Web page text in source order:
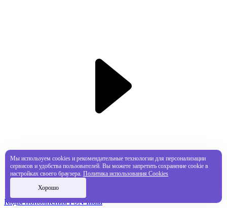
Коды пополнения PSN India
Мы используем cookies и рекомендательные технологии для персонализации
сервисов и удобства пользователей. Вы можете запретить сохранение cookie в
настройках своего браузера. Политика использования Cookies
Хорошо